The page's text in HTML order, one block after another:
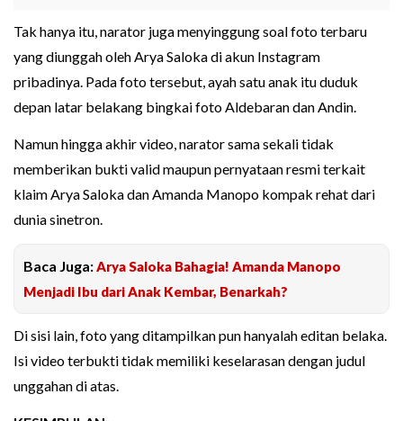
Tak hanya itu, narator juga menyinggung soal foto terbaru
yang diunggah oleh Arya Saloka di akun Instagram
pribadinya. Pada foto tersebut, ayah satu anak itu duduk
depan latar belakang bingkai foto Aldebaran dan Andin.
Namun hingga akhir video, narator sama sekali tidak
memberikan bukti valid maupun pernyataan resmi terkait
klaim Arya Saloka dan Amanda Manopo kompak rehat dari
dunia sinetron.
Baca Juga:Arya Saloka Bahagia! Amanda Manopo
Menjadi Ibu dari Anak Kembar, Benarkah?
Di sisi lain, foto yang ditampilkan pun hanyalah editan belaka.
Isi video terbukti tidak memiliki keselarasan dengan judul
unggahan di atas.